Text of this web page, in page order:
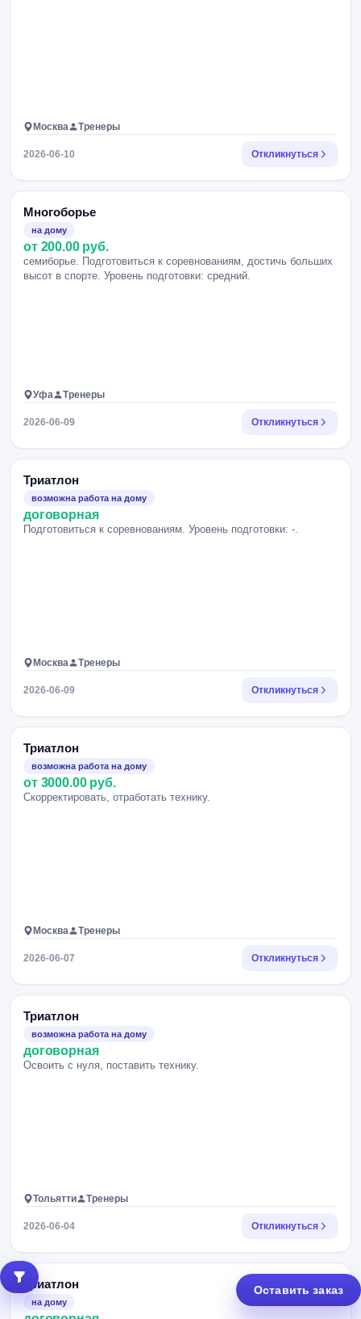
Москва Тренеры
2026-06-10 Откликнуться
Многоборье
на дому
от 200.00 руб.
семиборье. Подготовиться к соревнованиям, достичь больших
высот в спорте. Уровень подготовки: средний.
Уфа Тренеры
2026-06-09 Откликнуться
Триатлон
возможна работа на дому
договорная
Подготовиться к соревнованиям. Уровень подготовки: -.
Москва Тренеры
2026-06-09 Откликнуться
Триатлон
возможна работа на дому
от 3000.00 руб.
Скорректировать, отработать технику.
Москва Тренеры
2026-06-07 Откликнуться
Триатлон
возможна работа на дому
договорная
Освоить с нуля, поставить технику.
Тольятти Тренеры
2026-06-04 Откликнуться
Триатлон
на дому
Оставить заказ